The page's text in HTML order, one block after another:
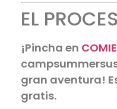
EL
¡Pincha en
gran aventura!
gratis.